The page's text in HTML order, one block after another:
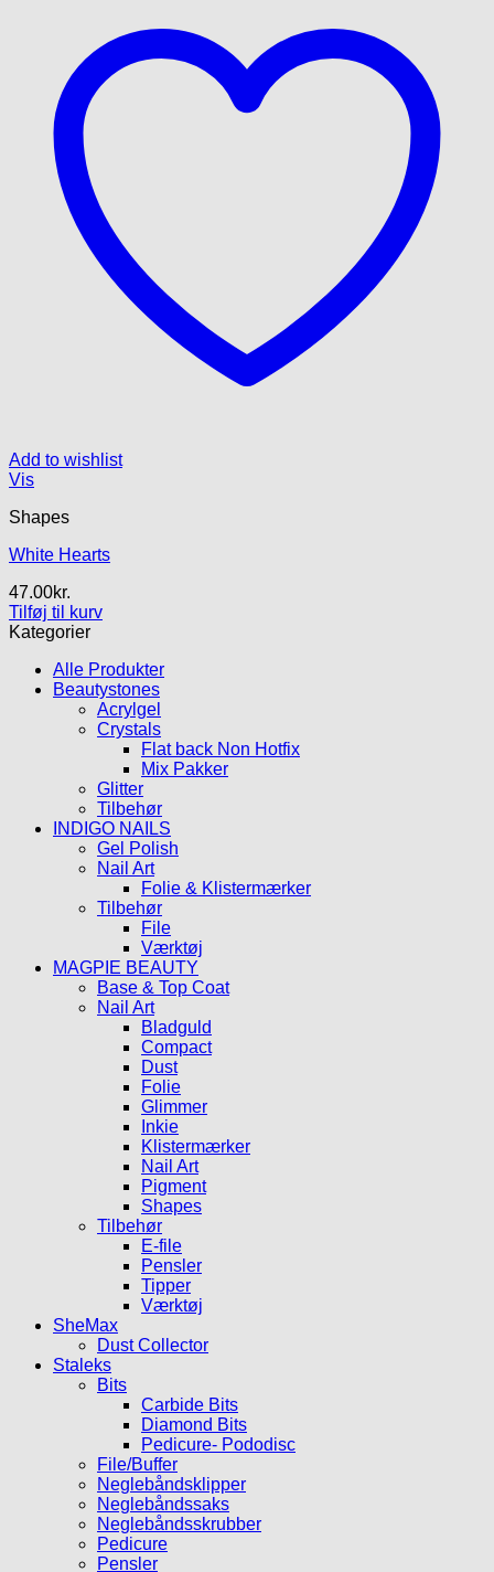
Add to wishlist
Vis
Shapes
White Hearts
47.00kr.
Tilføj til kurv
Kategorier
Alle Produkter
Beautystones
Acrylgel
Crystals
Flat back Non Hotfix
Mix Pakker
Glitter
Tilbehør
INDIGO NAILS
Gel Polish
Nail Art
Folie & Klistermærker
Tilbehør
File
Værktøj
MAGPIE BEAUTY
Base & Top Coat
Nail Art
Bladguld
Compact
Dust
Folie
Glimmer
Inkie
Klistermærker
Nail Art
Pigment
Shapes
Tilbehør
E-file
Pensler
Tipper
Værktøj
SheMax
Dust Collector
Staleks
Bits
Carbide Bits
Diamond Bits
Pedicure- Pododisc
File/Buffer
Neglebåndsklipper
Neglebåndssaks
Neglebåndsskrubber
Pedicure
Pensler